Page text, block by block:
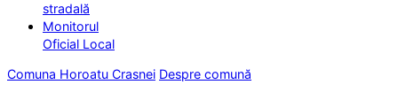
stradală
Monitorul
Oficial Local
Comuna Horoatu Crasnei Despre comună